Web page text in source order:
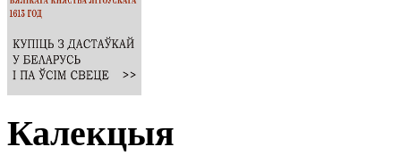
Калекцыя